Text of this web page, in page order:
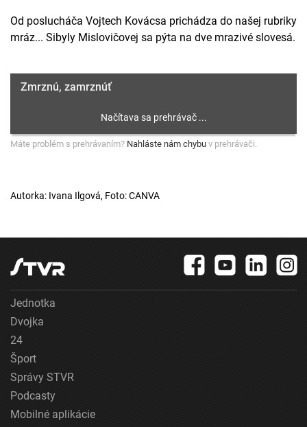
Od poslucháča Vojtech Kovácsa prichádza do našej rubriky
mráz... Sibyly Mislovičovej sa pýta na dve mrazivé slovesá.
Zmrznú, zamrznúť
Máte problém s prehrávaním? Nahláste nám chybu v prehrávači.
Autorka: Ivana Ilgová, Foto: CANVA
Jednotka
Dvojka
24
Šport
Správy STVR
Podcasty
Mobilné aplikácie